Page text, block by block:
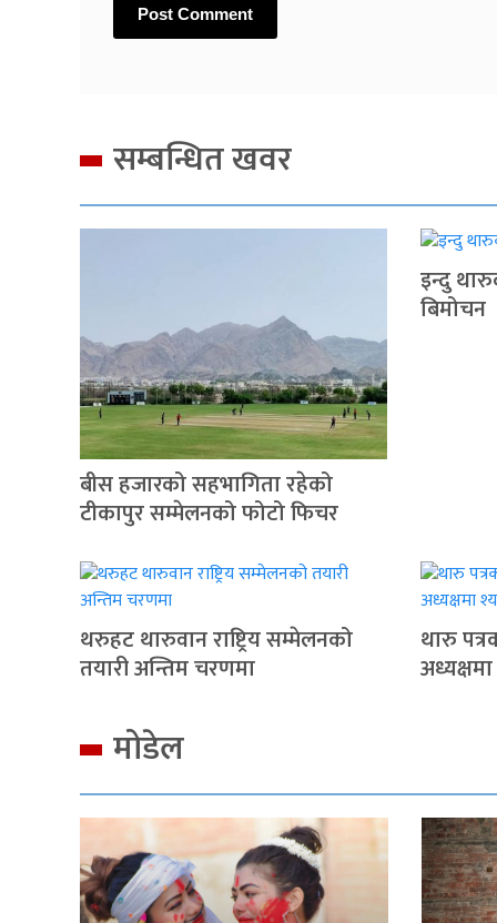
सम्बन्धित खवर
बीस हजारको सहभागिता रहेको
टीकापुर सम्मेलनको फोटो फिचर
इन्दु
बिमोचन
थरुहट थारुवान राष्ट्रिय सम्मेलनको
तयारी अन्तिम चरणमा
थारु
मोडेल